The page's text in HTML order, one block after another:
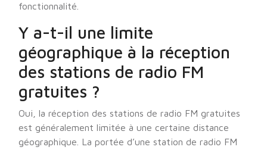
fonctionnalité.
Y a-t-il une limite
géographique à la réception
des stations de radio FM
gratuites ?
Oui, la réception des stations de radio FM gratuites
est généralement limitée à une certaine distance
géographique. La portée d’une station de radio FM